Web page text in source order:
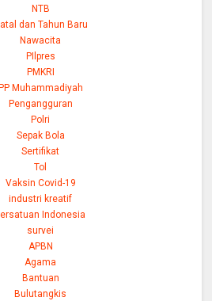
NTB
dan Tahun Baru
Nawacita
PIlpres
PMKRI
PP Muhammadiyah
Pengangguran
Polri
Sepak Bola
Sertifikat
Tol
Vaksin Covid-19
industri kreatif
Indonesia
survei
APBN
Agama
Bantuan
Bulutangkis